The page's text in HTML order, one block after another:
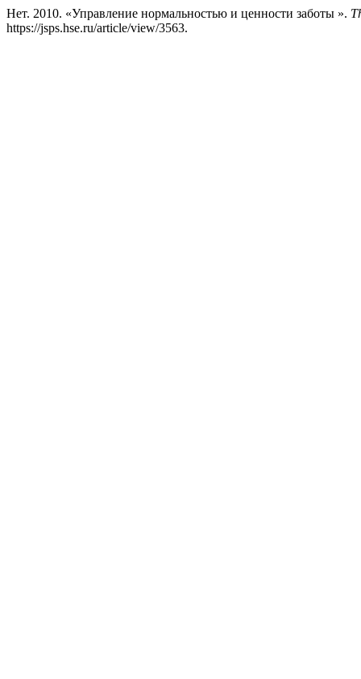
Нет. 2010. «Управление нормальностью и ценности заботы ».
https://jsps.hse.ru/article/view/3563.